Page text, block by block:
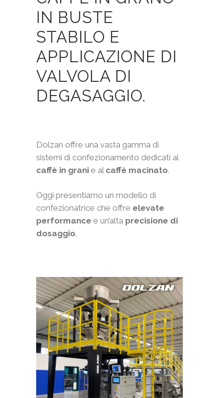
IN BUSTE
STABILO E
APPLICAZIONE DI
VALVOLA DI
DEGASAGGIO.
Dolzan offre una vasta gamma di
sistemi di confezionamento dedicati al
caffè in grani e al caffè macinato.
Oggi presentiamo un modello di
confezionatrice che offre elevate
performance e un’alta precisione di
dosaggio.